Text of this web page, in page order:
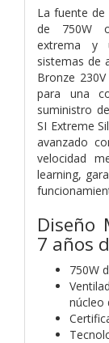
La fuente de
de 750W
extrema y
sistemas de
Bronze
para una
suministro
SI Extreme
avanzado
velocidad
learning,
Diseño
7 años
750W
núcleo